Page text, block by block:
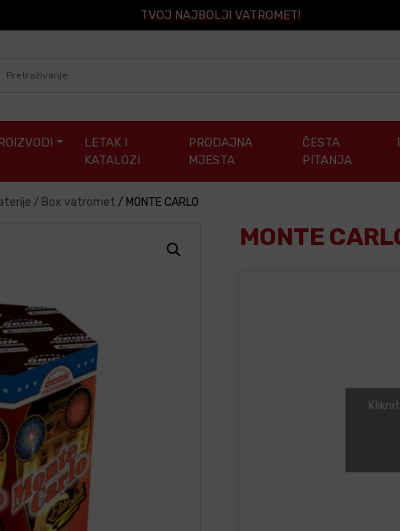
TVOJ NAJBOLJI VATROMET!
LETAK I
KATALOZI
PRODAJNA
MJESTA
ČESTA
PITANJA
/ Box vatromet / MONTE CARLO
MONTE